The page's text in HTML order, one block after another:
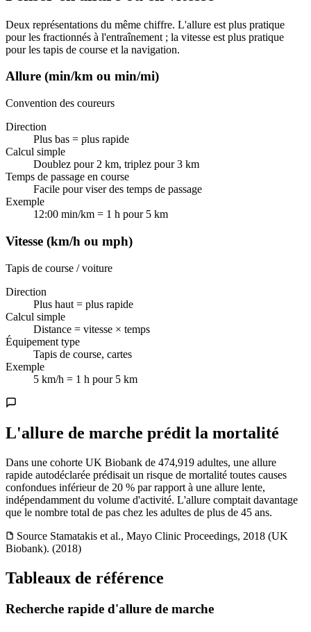
Deux représentations du même chiffre. L'allure est plus pratique
pour les fractionnés à l'entraînement ; la vitesse est plus pratique
pour les tapis de course et la navigation.
Allure (min/km ou min/mi)
Convention des coureurs
Direction
Plus bas = plus rapide
Calcul simple
Doublez pour 2 km, triplez pour 3 km
Temps de passage en course
Facile pour viser des temps de passage
Exemple
12:00 min/km = 1 h pour 5 km
Vitesse (km/h ou mph)
Tapis de course / voiture
Direction
Plus haut = plus rapide
Calcul simple
Distance = vitesse × temps
Équipement type
Tapis de course, cartes
Exemple
5 km/h = 1 h pour 5 km
L'allure de marche prédit la mortalité
Dans une cohorte UK Biobank de 474,919 adultes, une allure
rapide autodéclarée prédisait un risque de mortalité toutes causes
confondues inférieur de 20 % par rapport à une allure lente,
indépendamment du volume d'activité. L'allure comptait davantage
que le nombre total de pas chez les adultes de plus de 45 ans.
Source Stamatakis et al., Mayo Clinic Proceedings, 2018 (UK
Biobank). (2018)
Tableaux de référence
Recherche rapide d'allure de marche